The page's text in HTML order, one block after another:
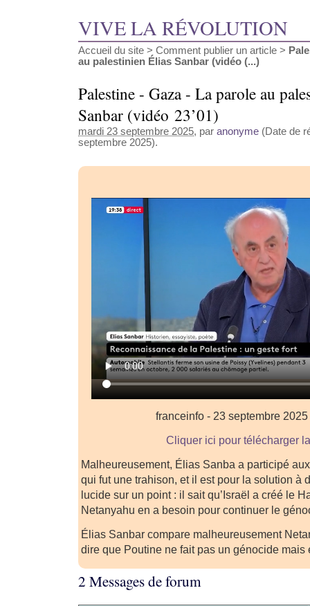
VIVE LA RÉVOLUTION
Accueil du site > Comment publier un article >
au palestinien Élias Sanbar (vidéo (...)
Palestine - Gaza - La parole au
Sanbar (vidéo 23’01)
mardi 23 septembre 2025, par anonyme (Date de
septembre 2025).
franceinfo - 23 septembre
Cliquer ici pour télécharger
Malheureusement, Élias Sanba a participé
qui fut une trahison, et il est pour la solution à
lucide sur un point : il sait qu’Israël a créé le
Netanyahu en a besoin pour continuer le
Élias Sanbar compare malheureusement
dire que Poutine ne fait pas un génocide mais
2 Messages de forum